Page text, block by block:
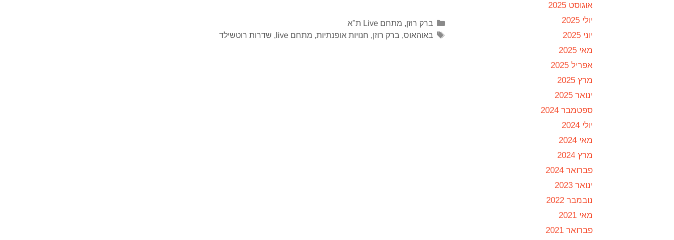
ברק רוזן, מתחם Live ת"א
באוהאוס, ברק רוזן, חנויות אופנתיות, מתחם live , שדרות רוטשילד
אוגוסט 2025
יולי 2025
יוני 2025
מאי 2025
אפריל 2025
מרץ 2025
ינואר 2025
ספטמבר 2024
יולי 2024
מאי 2024
מרץ 2024
פברואר 2024
ינואר 2023
נובמבר 2022
מאי 2021
פברואר 2021